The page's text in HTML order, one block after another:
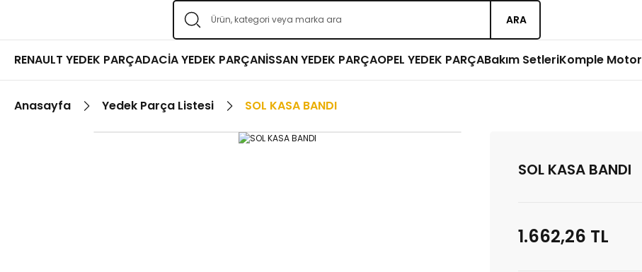
ARA
RENAULT YEDEK PARÇADACİA YEDEK PARÇANİSSAN YEDEK PARÇAOPEL YEDEK PARÇABakım SetleriKomple Motor
Anasayfa Yedek Parça Listesi SOL KASA BANDI
SOL KASA BANDI
1.662,26 TL